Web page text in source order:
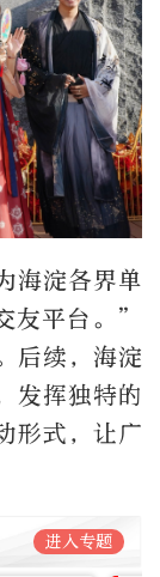
海淀各界单
友平台。”
后续，海淀
发挥独特的
形式，让广
进入专题